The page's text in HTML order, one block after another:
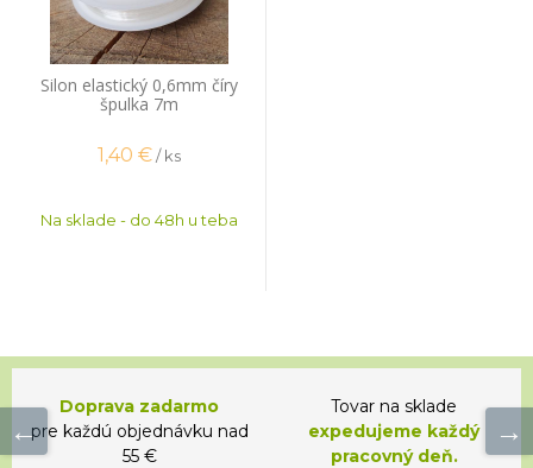
Silon elastický 0,6mm číry
špulka 7m
1,40 € / ks
Na sklade - do 48h u teba
Doprava zadarmo
pre každú objednávku nad
55 €
Tovar na sklade
expedujeme každý
pracovný deň.